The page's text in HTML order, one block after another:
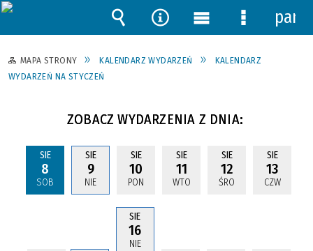
MAPA STRONY KALENDARZ WYDARZEŃ
KALENDARZ
WYDARZEŃ NA STYCZEŃ
ZOBACZ WYDARZENIA Z DNIA:
SIE
8
SOB
SIE
9
NIE
SIE
10
PON
SIE
11
WTO
SIE
12
ŚRO
SIE
13
CZW
SIE
16
NIE
Wyszukiwarka
Narzędzia
Menu
główne
Menu